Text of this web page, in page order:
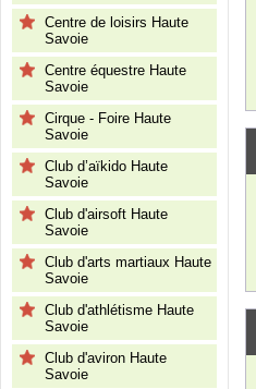
Centre de loisirs Haute
Savoie
Centre équestre Haute
Savoie
Cirque - Foire Haute
Savoie
Club d’aïkido Haute
Savoie
Club d'airsoft Haute
Savoie
Club d'arts martiaux Haute
Savoie
Club d'athlétisme Haute
Savoie
Club d'aviron Haute
Savoie